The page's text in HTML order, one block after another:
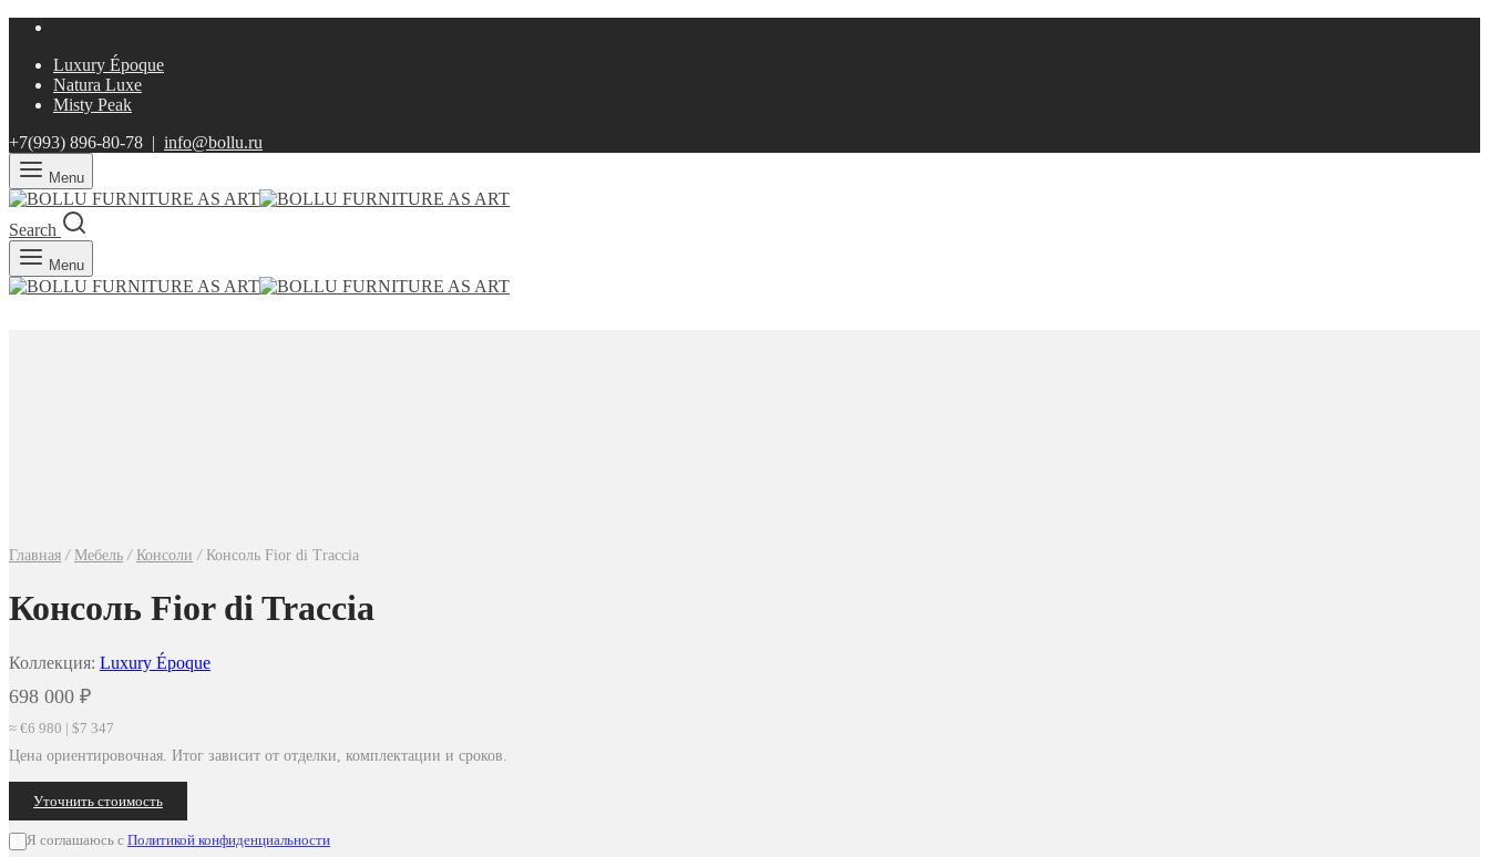
Luxury Époque
Natura Luxe
Misty Peak
+7(993) 896-80-78 | info@bollu.ru
Menu
Search
Menu
Главная / Мебель / Консоли /Консоль Fior di Traccia
Консоль Fior di Traccia
Коллекция: Luxury Époque
698 000 ₽
≈ €6 980 | $7 347
Цена ориентировочная. Итог зависит от отделки, комплектации и сроков.
Уточнить стоимость
Я соглашаюсь с Политикой конфиденциальности